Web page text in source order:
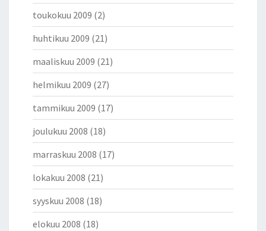
toukokuu 2009 (2)
huhtikuu 2009 (21)
maaliskuu 2009 (21)
helmikuu 2009 (27)
tammikuu 2009 (17)
joulukuu 2008 (18)
marraskuu 2008 (17)
lokakuu 2008 (21)
syyskuu 2008 (18)
elokuu 2008 (18)